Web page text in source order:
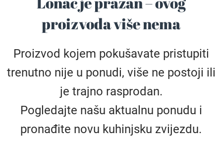
proizvoda više nema
Proizvod kojem pokušavate pristupiti
trenutno nije u ponudi, više ne postoji ili
je trajno rasprodan.
Pogledajte našu aktualnu ponudu i
pronađite novu kuhinjsku zvijezdu.